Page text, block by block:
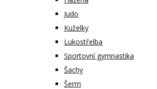
Judo
Kuželky
Lukostřelba
Sportovní gymnastika
Šachy
Šerm